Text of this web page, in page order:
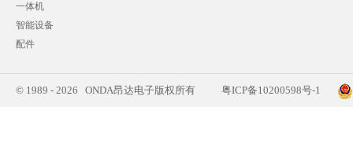
一体机
智能设备
配件
© 1989 - 2026 ONDA昂达电子版权所有 粤ICP备10200598号-1